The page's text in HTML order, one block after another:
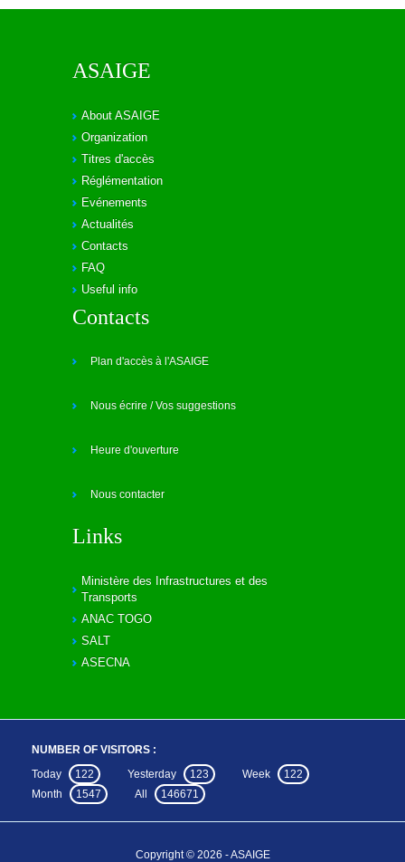
ASAIGE
About ASAIGE
Organization
Titres d'accès
Réglémentation
Evénements
Actualités
Contacts
FAQ
Useful info
Contacts
Plan d'accès à l'ASAIGE
Nous écrire / Vos suggestions
Heure d'ouverture
Nous contacter
Links
Ministère des Infrastructures et des
Transports
ANAC TOGO
SALT
ASECNA
NUMBER OF VISITORS :
Today
122 Yesterday 123 Week
122
Month
1547 All 146671
Copyright © 2026 - ASAIGE